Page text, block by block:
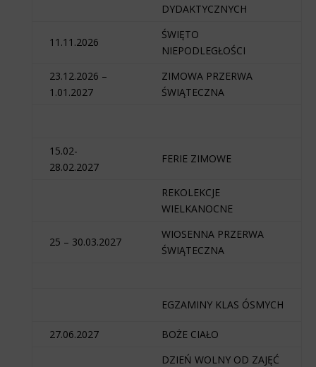
DYDAKTYCZNYCH
11.11.2026
ŚWIĘTO
NIEPODLEGŁOŚCI
23.12.2026 –
1.01.2027
ZIMOWA PRZERWA
ŚWIĄTECZNA
15.02-
28.02.2027
FERIE ZIMOWE
REKOLEKCJE
WIELKANOCNE
25 – 30.03.2027
WIOSENNA PRZERWA
ŚWIĄTECZNA
EGZAMINY KLAS ÓSMYCH
27.06.2027
BOŻE CIAŁO
DZIEŃ WOLNY OD ZAJĘĆ